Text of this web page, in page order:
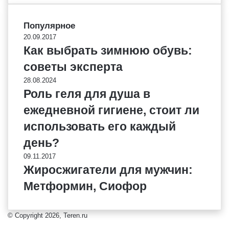
Популярное
20.09.2017
Как выбрать зимнюю обувь:
советы эксперта
28.08.2024
Роль геля для душа в
ежедневной гигиене, стоит ли
использовать его каждый
день?
09.11.2017
Жиросжигатели для мужчин:
Метформин, Сиофор
© Copyright 2026, Teren.ru